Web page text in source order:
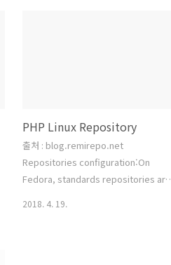
PHP Linux Repository
출처 : blog.remirepo.net
Repositories configuration:On
Fedora, standards repositories are
2018. 4. 19.